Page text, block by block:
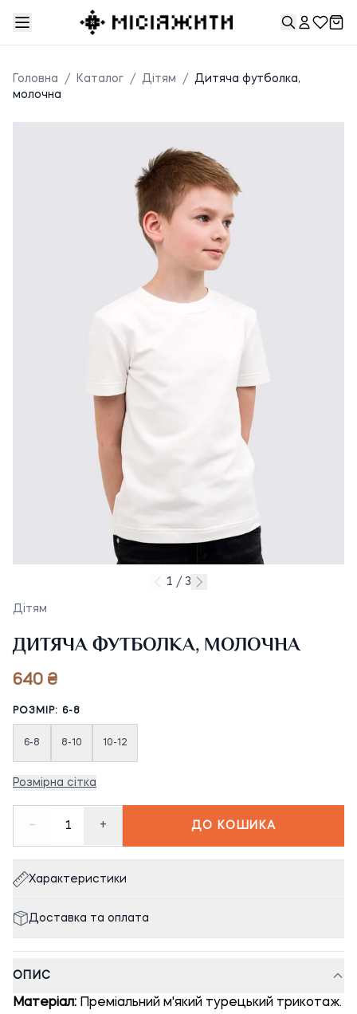
Головна / Каталог / Дітям /
Дитяча футболка,
молочна
1 / 3
Дітям
ДИТЯЧА ФУТБОЛКА, МОЛОЧНА
640 ₴
РОЗМІР: 6-8
6-8 8-10 10-12
Розмірна сітка
− 1 + ДО КОШИКА
Характеристики
Доставка та оплата
ОПИС
Матеріал: Преміальний м'який турецький трикотаж.